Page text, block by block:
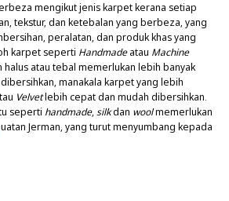
mengikut jenis karpet kerana setiap
tekstur, dan ketebalan yang berbeza, yang
peralatan, dan produk khas yang
karpet seperti Handmadeatau Machine
atau tebal memerlukan lebih banyak
manakala karpet yang lebih
Velvetlebih cepat dan mudah dibersihkan.
seperti handmade, silkdan woolmemerlukan
Jerman, yang turut menyumbang kepada